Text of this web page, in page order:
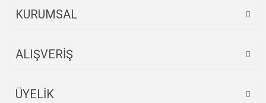
KURUMSAL
ALIŞVERİŞ
ÜYELİK